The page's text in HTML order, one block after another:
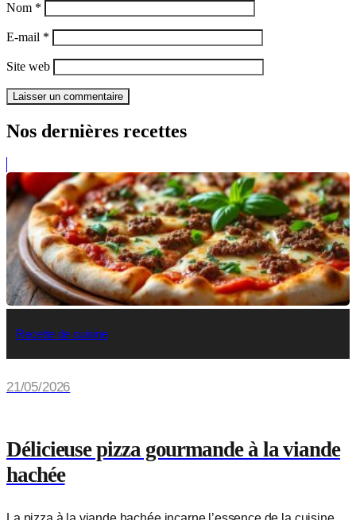
Nom *
E-mail *
Site web
Nos dernières recettes
Recette de cuisine
21/05/2026
Délicieuse pizza gourmande à la viande
hachée